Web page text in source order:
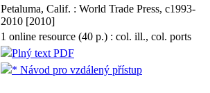
Petaluma, Calif. : World Trade Press, c1993-
2010 [2010]
1 online resource (40 p.) : col. ill., col. ports
Plný text PDF
* Návod pro vzdálený přístup